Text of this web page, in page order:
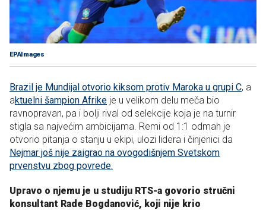
EPAImages
Brazil je Mundijal otvorio kiksom protiv Maroka u grupi C, a
aktuelni šampion Afrike je u velikom delu meča bio
ravnopravan, pa i bolji rival od selekcije koja je na turnir
stigla sa najvećim ambicijama. Remi od 1:1 odmah je
otvorio pitanja o stanju u ekipi, ulozi lidera i činjenici da
Nejmar još nije zaigrao na ovogodišnjem Svetskom
prvenstvu zbog povrede.
Upravo o njemu je u studiju RTS-a govorio stručni
konsultant Rade Bogdanović, koji nije krio